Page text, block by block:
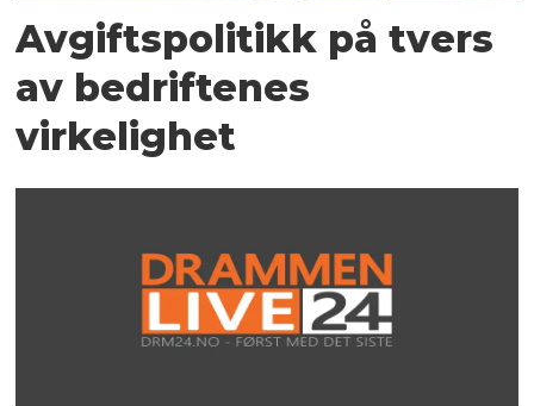
Avgiftspolitikk på tvers
av bedriftenes
virkelighet